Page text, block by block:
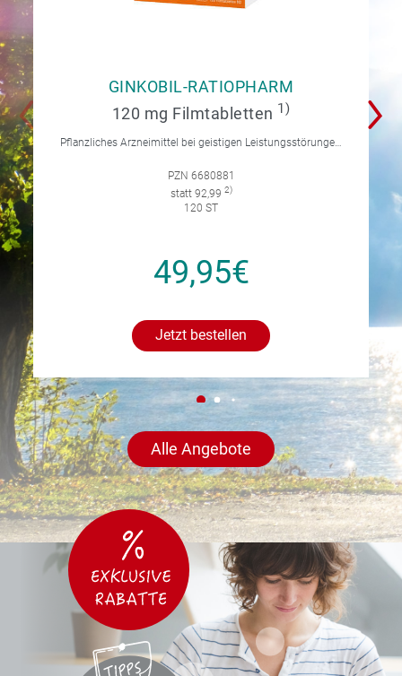
GINKOBIL-RATIOPHARM
120 mg Filmtabletten 1)
Pflanzliches Arzneimittel bei geistigen Leistungsstörungen und Durchblutungsstörungen.
PZN 6680881
statt 92,99 2)
120 ST
49,95€
Jetzt bestellen
Alle Angebote